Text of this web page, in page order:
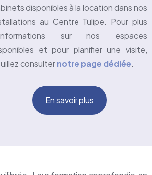
disponibles à la location dans nos
au Centre Tulipe. Pour plus
sur nos espaces
et pour planifier une visite,
consulternotre page dédiée.
En savoir plus